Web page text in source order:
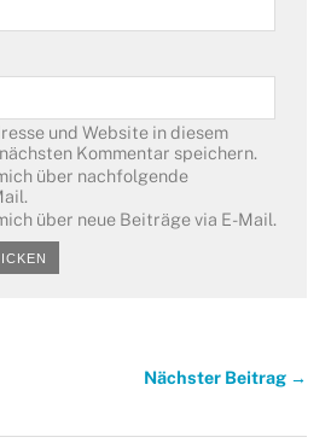
und Website in diesem
Kommentar speichern.
über nachfolgende
über neue Beiträge via E-Mail.
Nächster Beitrag →